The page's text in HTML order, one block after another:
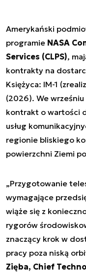
Amerykański
programie NASA
Services (CLPS),
kontrakty na
Księżyca: IM-1
(2026). We wrześniu
kontrakt o wartości
usług
regionie bliskiego
powierzchni Ziemi
„Przygotowanie
wymagające
wiąże się z
rygorów
znaczący krok w
pracy poza niską
Zięba, Chief